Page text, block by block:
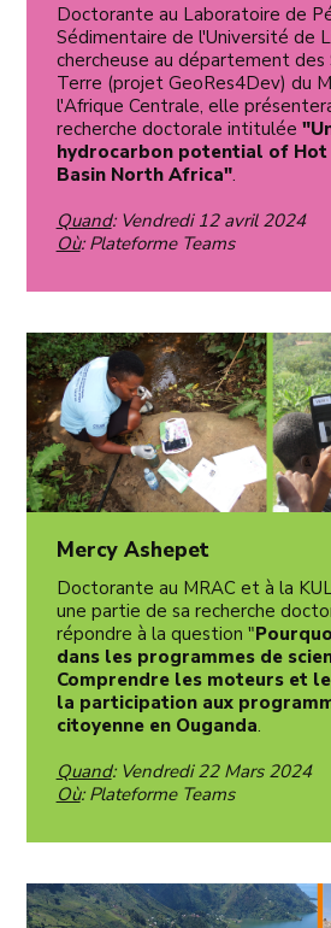
Doctorante au Laboratoire de
Sédimentaire de l'Université de
chercheuse au département des
Terre (projet GeoRes4Dev) du
l'Afrique Centrale, elle
recherche doctorale intitulée
hydrocarbon potential of Hot
Basin North Africa".
Quand: Vendredi 12 avril 2024
Où: Plateforme Teams
Mercy Ashepet
Doctorante au MRAC et à la
une partie de sa recherche
répondre à la question "
dans les programmes de
Comprendre les moteurs et
la participation aux
citoyenne en Ouganda.
Quand: Vendredi 22 Mars 2024
Où: Plateforme Teams